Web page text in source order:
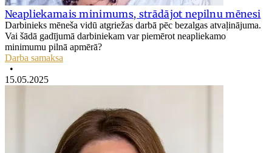
Neapliekamais minimums, strādājot nepilnu mēnesi
Darbinieks mēneša vidū atgriežas darbā pēc bezalgas atvaļinājuma.
Vai šādā gadījumā darbiniekam var piemērot neapliekamo
minimumu pilnā apmērā?
Darba samaksa
•
15.05.2025